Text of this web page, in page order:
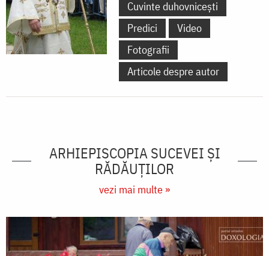
Cuvinte duhovnicești
Predici
Video
Fotografii
Articole despre autor
ARHIEPISCOPIA SUCEVEI ŞI
RĂDĂUŢILOR
vezi mai multe »